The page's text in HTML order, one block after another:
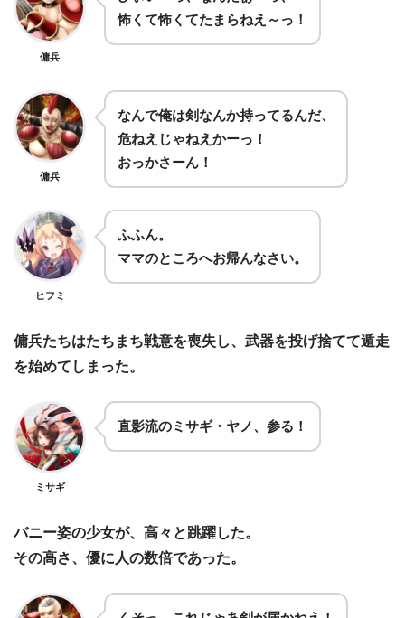
傭兵
怖くて怖くてたまらねえ～っ！
傭兵
なんで俺は剣なんか持ってるんだ、
危ねえじゃねえかーっ！
おっかさーん！
ヒフミ
ふふん。
ママのところへお帰んなさい。
傭兵たちはたちまち戦意を喪失し、武器を投げ捨てて遁走
を始めてしまった。
ミサギ
直影流のミサギ・ヤノ、参る！
バニー姿の少女が、高々と跳躍した。
その高さ、優に人の数倍であった。